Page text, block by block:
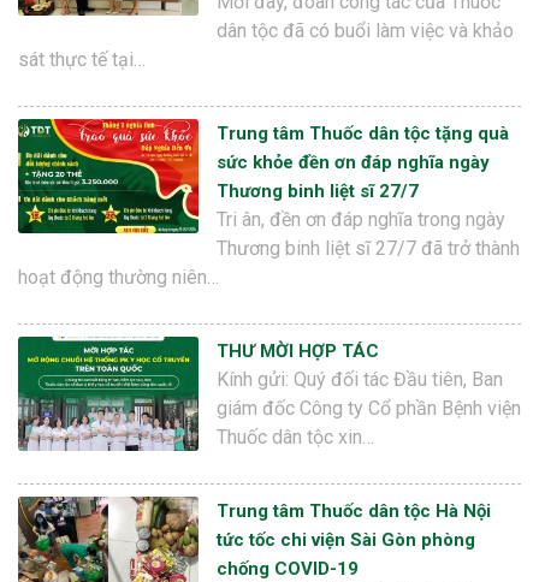
dân tộc đã có buổi làm việc và khảo
sát thực tế tại…
Trung tâm Thuốc dân tộc tặng quà
sức khỏe đền ơn đáp nghĩa ngày
Thương binh liệt sĩ 27/7
Tri ân, đền ơn đáp nghĩa trong ngày
Thương binh liệt sĩ 27/7 đã trở thành
hoạt động thường niên…
THƯ MỜI HỢP TÁC
Kính gửi: Quý đối tác Đầu tiên, Ban
giám đốc Công ty Cổ phần Bệnh viện
Thuốc dân tộc xin…
Trung tâm Thuốc dân tộc Hà Nội
tức tốc chi viện Sài Gòn phòng
chống COVID-19